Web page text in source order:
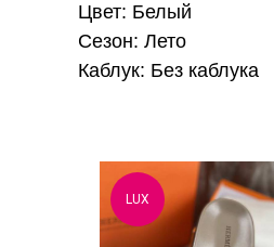
Цвет: Белый
Сезон: Лето
Каблук: Без каблука
LUX